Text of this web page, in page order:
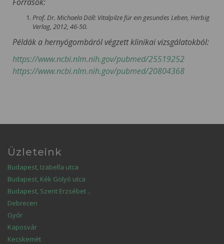
Prof. Dr. Michaela Döll: Vitalpilze für ein gesundes Leben, Herbig
Verlag, 2012, 46-50.
Példák a hernyógombáról végzett klinikai vizsgálatokból:
https://www.ncbi.nlm.nih.gov/pubmed/25519252
https://www.ncbi.nlm.nih.gov/pubmed/20804368
Üzleteink
Budapest, Izabella utca
Budapest, Kék Golyó utca
Budapest, Szent Erzsébet ..
Debrecen
Győr
Kaposvár
Kecskemét